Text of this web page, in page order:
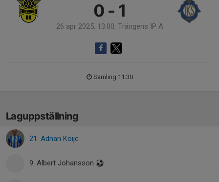
0 - 1
26 apr 2025, 13:00, Trängens IP A
Samling 11:30
Laguppställning
21. Adnan Koijc
9. Albert Johansson